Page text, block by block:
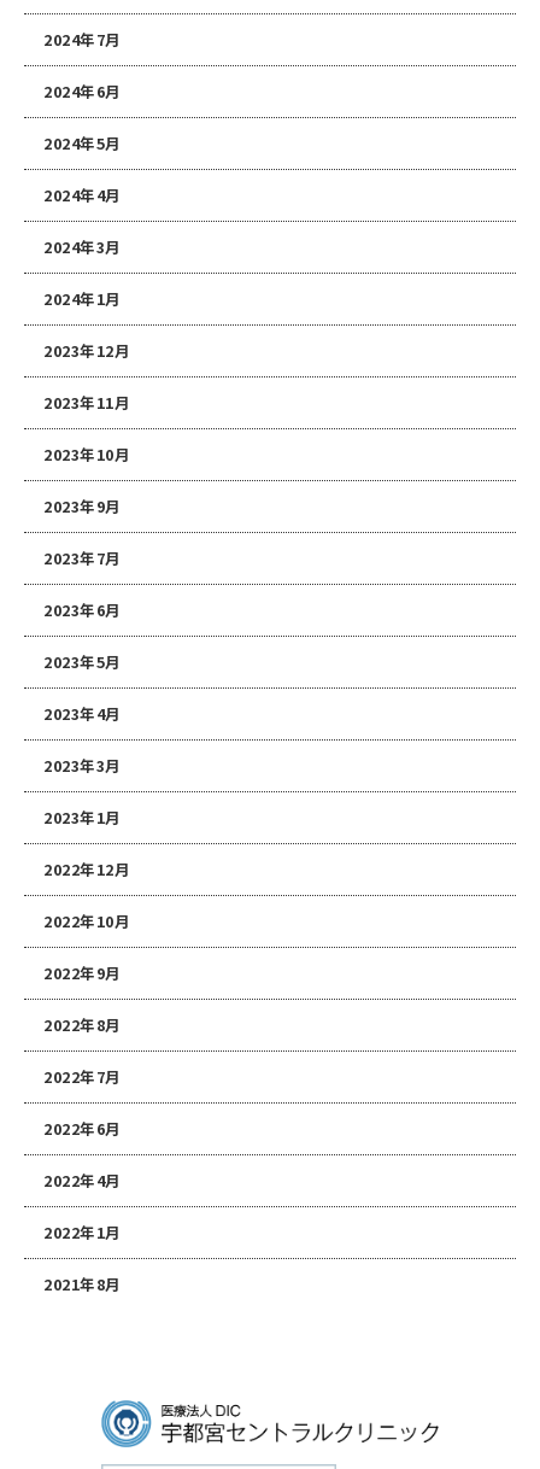
2024年7月
2024年6月
2024年5月
2024年4月
2024年3月
2024年1月
2023年12月
2023年11月
2023年10月
2023年9月
2023年7月
2023年6月
2023年5月
2023年4月
2023年3月
2023年1月
2022年12月
2022年10月
2022年9月
2022年8月
2022年7月
2022年6月
2022年4月
2022年1月
2021年8月